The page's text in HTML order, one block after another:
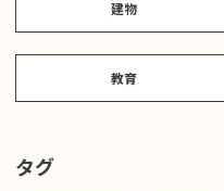
建物
教育
タグ